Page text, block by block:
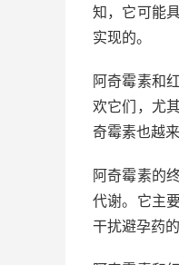
知，它可能
实现的。
阿奇霉素和
欢它们，尤
奇霉素也越
阿奇霉素的
代谢。它主
干扰避孕药